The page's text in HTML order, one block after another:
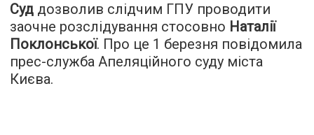
Суд дозволив слідчим ГПУ проводити
заочне розслідування стосовно Наталії
Поклонської. Про це 1 березня повідомила
прес-служба Апеляційного суду міста
Києва.